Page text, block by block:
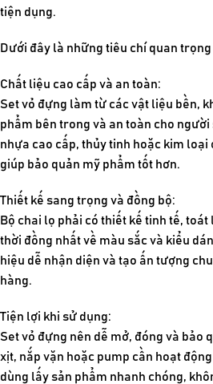
tiện dụng.
Dưới đây là những tiêu chí quan
Chất liệu cao cấp và an toàn:
Set vỏ đựng làm từ các vật liệu bền,
phẩm bên trong và an toàn cho
nhựa cao cấp, thủy tinh hoặc kim loại
giúp bảo quản mỹ phẩm tốt hơn.
Thiết kế sang trọng và đồng bộ:
Bộ chai lọ phải có thiết kế tinh tế,
thời đồng nhất về màu sắc và kiểu
hiệu dễ nhận diện và tạo ấn tượng
hàng.
Tiện lợi khi sử dụng:
Set vỏ đựng nên dễ mở, đóng và bảo
xịt, nắp vặn hoặc pump cần hoạt
dùng lấy sản phẩm nhanh chóng,